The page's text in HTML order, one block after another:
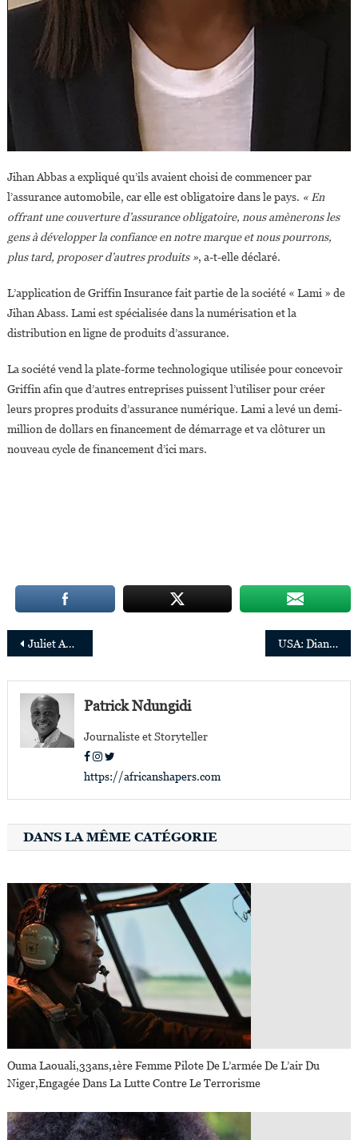
Jihan Abbas a expliqué qu’ils avaient choisi de commencer par
l’assurance automobile, car elle est obligatoire dans le pays. « En
offrant une couverture d’assurance obligatoire, nous amènerons les
gens à développer la confiance en notre marque et nous pourrons,
plus tard, proposer d’autres produits », a-t-elle déclaré.
L’application de Griffin Insurance fait partie de la société « Lami » de
Jihan Abass. Lami est spécialisée dans la numérisation et la
distribution en ligne de produits d’assurance.
La société vend la plate-forme technologique utilisée pour concevoir
Griffin afin que d’autres entreprises puissent l’utiliser pour créer
leurs propres produits d’assurance numérique. Lami a levé un demi-
million de dollars en financement de démarrage et va clôturer un
nouveau cycle de financement d’ici mars.
Navigation
de
l’article
Juliet Anammah nommée présidente de Jumia Nigeria et responsable des affaires institutionnelles pour l’Afrique USA: Diana Onyejiaka,35 ans,la candidate à l’élection sénatoriale qui veut booster le commerce avec l’Afrique
Patrick Ndungidi
Journaliste et Storyteller
https://africanshapers.com
DANS LA MÊME CATÉGORIE
Ouma Laouali,33ans,1ère Femme Pilote De L’armée De L’air Du
Niger,engagée Dans La Lutte Contre Le Terrorisme